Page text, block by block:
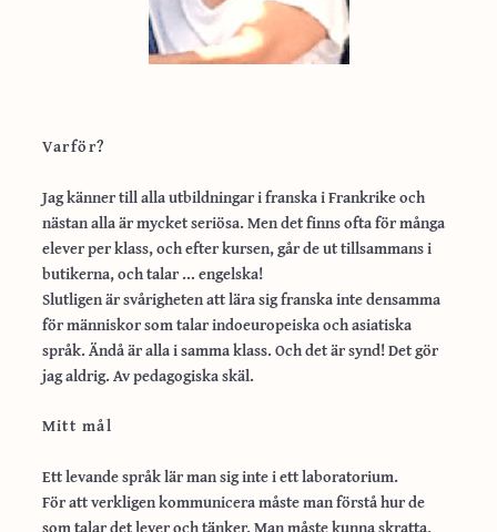
Varför?
Jag känner till alla utbildningar i franska i Frankrike och
nästan alla är mycket seriösa. Men det finns ofta för många
elever per klass, och efter kursen, går de ut tillsammans i
butikerna, och talar … engelska!
Slutligen är svårigheten att lära sig franska inte densamma
för människor som talar indoeuropeiska och asiatiska
språk. Ändå är alla i samma klass. Och det är synd! Det gör
jag aldrig. Av pedagogiska skäl.
Mitt mål
Ett levande språk lär man sig inte i ett laboratorium.
För att verkligen kommunicera måste man förstå hur de
som talar det lever och tänker. Man måste kunna skratta,